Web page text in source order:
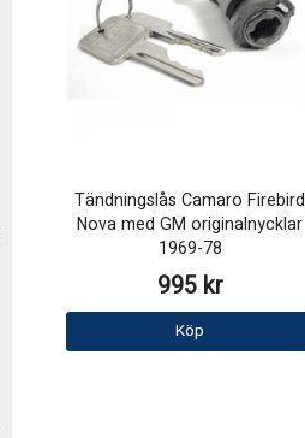
Tändningslås Camaro Firebird
Nova med GM originalnycklar
1969-78
995 kr
Köp